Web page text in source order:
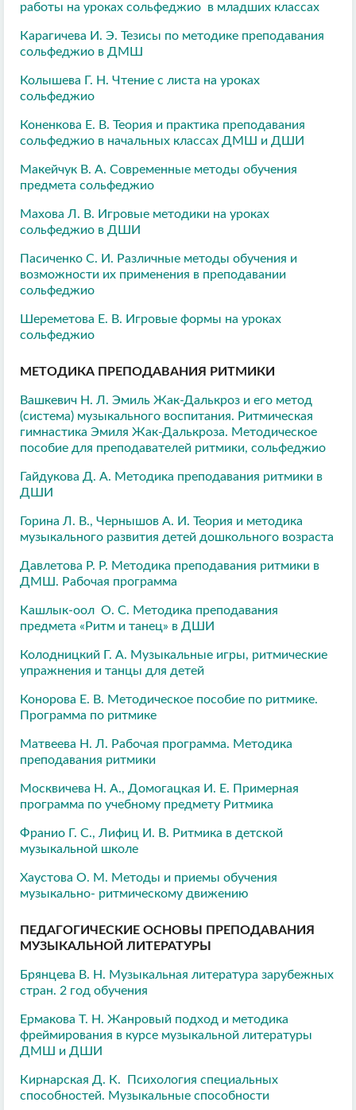
работы на уроках сольфеджио в младших классах
Карагичева И. Э. Тезисы по методике преподавания
сольфеджио в ДМШ
Колышева Г. Н. Чтение с листа на уроках
сольфеджио
Коненкова Е. В. Теория и практика преподавания
сольфеджио в начальных классах ДМШ и ДШИ
Макейчук В. А. Современные методы обучения
предмета сольфеджио
Махова Л. В. Игровые методики на уроках
сольфеджио в ДШИ
Пасиченко С. И. Различные методы обучения и
возможности их применения в преподавании
сольфеджио
Шереметова Е. В. Игровые формы на уроках
сольфеджио
МЕТОДИКА ПРЕПОДАВАНИЯ РИТМИКИ
Вашкевич Н. Л. Эмиль Жак-Далькроз и его метод
(система) музыкального воспитания. Ритмическая
гимнастика Эмиля Жак-Далькроза. Методическое
пособие для преподавателей ритмики, сольфеджио
Гайдукова Д. А. Методика преподавания ритмики в
ДШИ
Горина Л. В., Чернышов А. И. Теория и методика
музыкального развития детей дошкольного возраста
Давлетова Р. Р. Методика преподавания ритмики в
ДМШ. Рабочая программа
Кашлык-оол О. С. Методика преподавания
предмета «Ритм и танец» в ДШИ
Колодницкий Г. А. Музыкальные игры, ритмические
упражнения и танцы для детей
Конорова Е. В. Методическое пособие по ритмике.
Программа по ритмике
Матвеева Н. Л. Рабочая программа. Методика
преподавания ритмики
Москвичева Н. А., Домогацкая И. Е. Примерная
программа по учебному предмету Ритмика
Франио Г. С., Лифиц И. В. Ритмика в детской
музыкальной школе
Хаустова О. М. Методы и приемы обучения
музыкально- ритмическому движению
ПЕДАГОГИЧЕСКИЕ ОСНОВЫ ПРЕПОДАВАНИЯ
МУЗЫКАЛЬНОЙ ЛИТЕРАТУРЫ
Брянцева В. Н. Музыкальная литература зарубежных
стран. 2 год обучения
Ермакова Т. Н. Жанровый подход и методика
фреймирования в курсе музыкальной литературы
ДМШ и ДШИ
Кирнарская Д. К. Психология специальных
способностей. Музыкальные способности